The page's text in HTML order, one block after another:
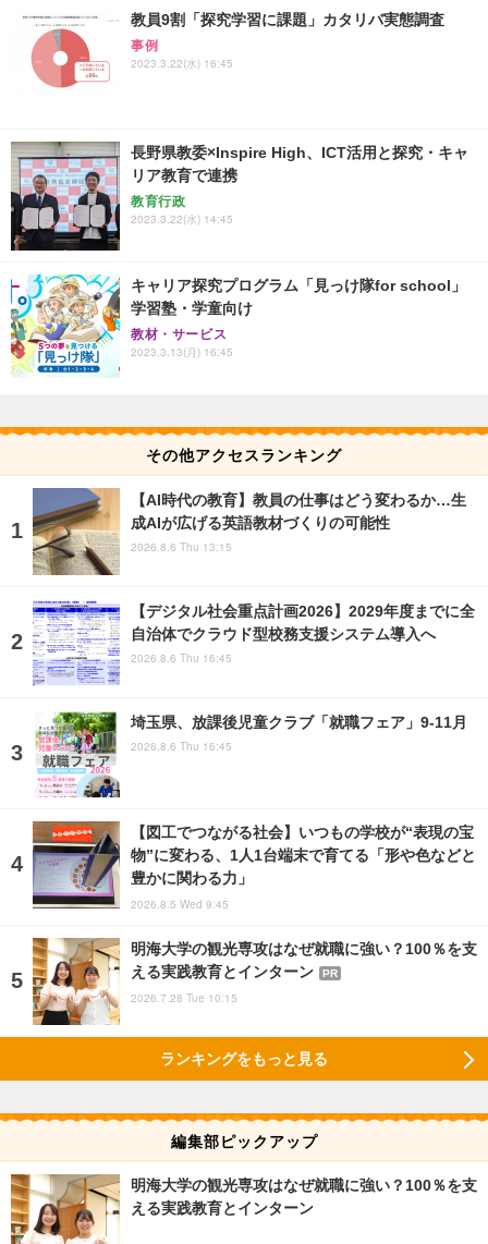
教員9割「探究学習に課題」カタリバ実態調査
事例
2023.3.22(水) 16:45
長野県教委×Inspire High、ICT活用と探究・キャ
リア教育で連携
教育行政
2023.3.22(水) 14:45
キャリア探究プログラム「見っけ隊for school」
学習塾・学童向け
教材・サービス
2023.3.13(月) 16:45
その他アクセスランキング
【AI時代の教育】教員の仕事はどう変わるか…生
成AIが広げる英語教材づくりの可能性
2026.8.6 Thu 13:15
【デジタル社会重点計画2026】2029年度までに全
自治体でクラウド型校務支援システム導入へ
2026.8.6 Thu 16:45
埼玉県、放課後児童クラブ「就職フェア」9-11月
2026.8.6 Thu 16:45
【図工でつながる社会】いつもの学校が“表現の宝
物”に変わる、1人1台端末で育てる「形や色などと
豊かに関わる力」
2026.8.5 Wed 9:45
明海大学の観光専攻はなぜ就職に強い？100％を支
える実践教育とインターン
PR
2026.7.28 Tue 10:15
ランキングをもっと見る
編集部ピックアップ
明海大学の観光専攻はなぜ就職に強い？100％を支
える実践教育とインターン